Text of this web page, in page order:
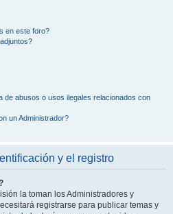
en este foro?
de abusos o usos ilegales relacionados con
un Administrador?
y el registro
la toman los Administradores y
registrarse para publicar temas y